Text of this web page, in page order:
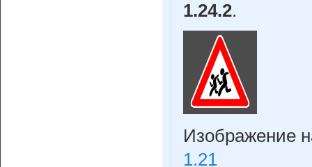
1.24.2.
Изображение
1.21